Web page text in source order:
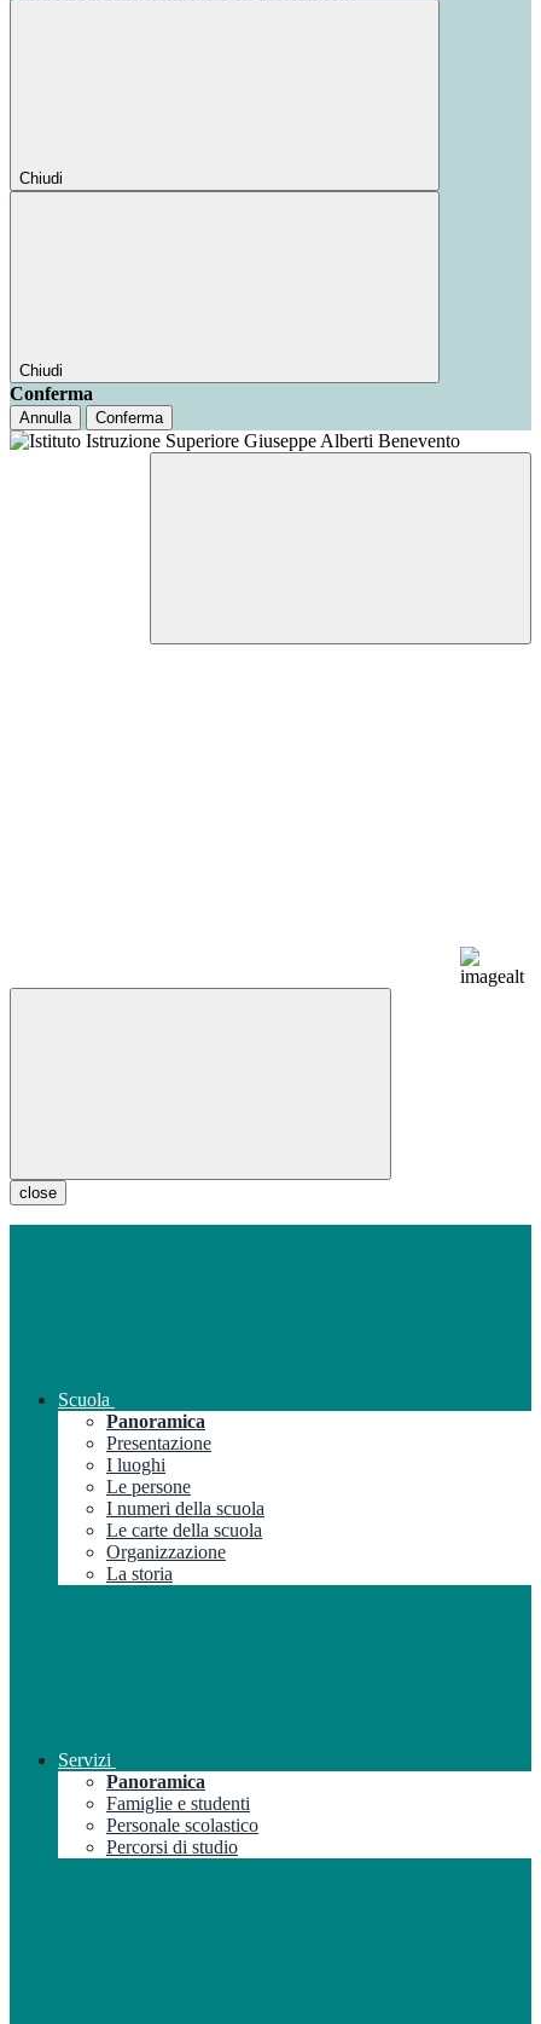
Chiudi
Chiudi
Conferma
Annulla Conferma
close
Scuola
Panoramica
Presentazione
I luoghi
Le persone
I numeri della scuola
Le carte della scuola
Organizzazione
La storia
Servizi
Panoramica
Famiglie e studenti
Personale scolastico
Percorsi di studio